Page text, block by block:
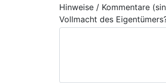
Hinweise / Kommentare
Vollmacht des